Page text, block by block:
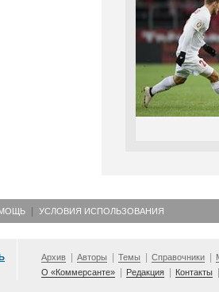
УСЛОВИЯ ИСПОЛЬЗОВАНИЯ
Архив Авторы Темы Справочники
О «Коммерсанте»
Редакция Контакты